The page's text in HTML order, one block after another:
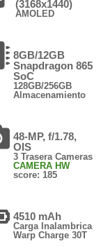
(3168x1440)
AMOLED
8GB/12GB
Snapdragon 865
SoC
128GB/256GB
Almacenamiento
48-MP, f/1.78,
OIS
3 Trasera Cameras
CAMERA HW
score: 185
4510 mAh
Carga Inalambrica
Warp Charge 30T